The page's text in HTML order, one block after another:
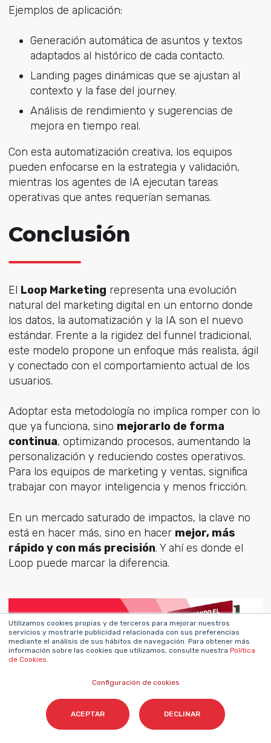
Utilizamos cookies propias y de terceros para mejorar nuestros
servicios y mostrarle publicidad relacionada con sus preferencias
mediante el análisis de sus hábitos de navegación. Para obtener más
información sobre las cookies que utilizamos, consulte nuestra Política
de Cookies.
Configuración de cookies
ACEPTAR DECLINAR
Ejemplos de aplicación:
Generación automática de asuntos y textos
adaptados al histórico de cada contacto.
Landing pages dinámicas que se ajustan al
contexto y la fase del journey.
Análisis de rendimiento y sugerencias de
mejora en tiempo real.
Con esta automatización creativa, los equipos
pueden enfocarse en la estrategia y validación,
mientras los agentes de IA ejecutan tareas
operativas que antes requerían semanas.
Conclusión
El Loop Marketing representa una evolución
natural del marketing digital en un entorno donde
los datos, la automatización y la IA son el nuevo
estándar. Frente a la rigidez del funnel tradicional,
este modelo propone un enfoque más realista, ágil
y conectado con el comportamiento actual de los
usuarios.
Adoptar esta metodología no implica romper con lo
que ya funciona, sino mejorarlo de forma
continua, optimizando procesos, aumentando la
personalización y reduciendo costes operativos.
Para los equipos de marketing y ventas, significa
trabajar con mayor inteligencia y menos fricción.
En un mercado saturado de impactos, la clave no
está en hacer más, sino en hacer mejor, más
rápido y con más precisión. Y ahí es donde el
Loop puede marcar la diferencia.